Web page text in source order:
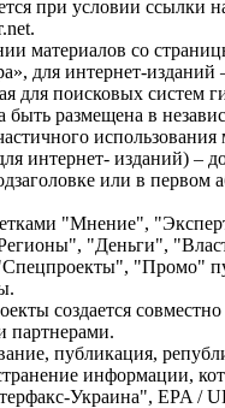
при условии ссылки
материалов со
для интернет-изданий
для поисковых систем
размещена в
использования
интернет- изданий) –
или в первом
"Мнение",
"Деньги",
"Промо"
создается совместно
партнерами.
публикация,
информации,
Украина", EPA /